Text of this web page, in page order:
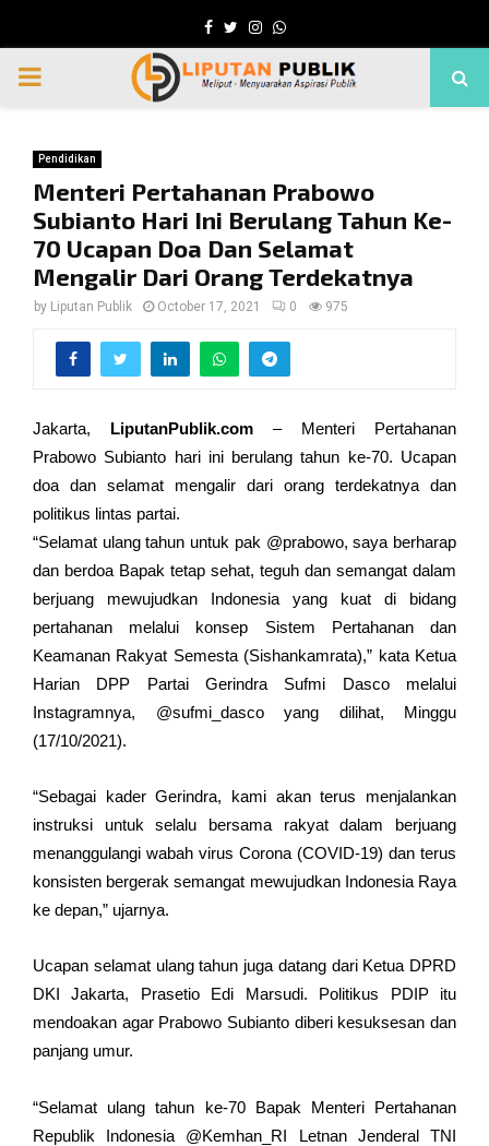
Facebook
TwitterInstagram
Whatsapp
PRIMARY
Pendidikan
Menteri Pertahanan Prabowo
Subianto Hari Ini Berulang Tahun Ke-
70 Ucapan Doa Dan Selamat
Mengalir Dari Orang Terdekatnya
by Liputan Publik October 17, 2021 0 975
Jakarta, LiputanPublik.com – Menteri Pertahanan
Prabowo Subianto hari ini berulang tahun ke-70. Ucapan
doa dan selamat mengalir dari orang terdekatnya dan
politikus lintas partai.
“Selamat ulang tahun untuk pak @prabowo, saya berharap
dan berdoa Bapak tetap sehat, teguh dan semangat dalam
berjuang mewujudkan Indonesia yang kuat di bidang
pertahanan melalui konsep Sistem Pertahanan dan
Keamanan Rakyat Semesta (Sishankamrata),” kata Ketua
Harian DPP Partai Gerindra Sufmi Dasco melalui
Instagramnya, @sufmi_dasco yang dilihat, Minggu
(17/10/2021).
“Sebagai kader Gerindra, kami akan terus menjalankan
instruksi untuk selalu bersama rakyat dalam berjuang
menanggulangi wabah virus Corona (COVID-19) dan terus
konsisten bergerak semangat mewujudkan Indonesia Raya
ke depan,” ujarnya.
Ucapan selamat ulang tahun juga datang dari Ketua DPRD
DKI Jakarta, Prasetio Edi Marsudi. Politikus PDIP itu
mendoakan agar Prabowo Subianto diberi kesuksesan dan
panjang umur.
“Selamat ulang tahun ke-70 Bapak Menteri Pertahanan
Republik Indonesia @Kemhan_RI Letnan Jenderal TNI